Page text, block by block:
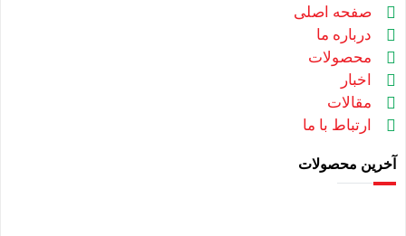
صفحه اصلی
درباره ما
محصولات
اخبار
مقالات
ارتباط با ما
آخرین محصولات